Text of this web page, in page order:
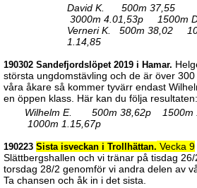
David K. 500m 37,55
3000m 4.01,53p 1500m
Verneri K. 500m 38,02
1.14,85
190302 Sandefjordslöpet 2019 i Hamar.
största ungdomstävling och de är över
våra åkare så kommer tyvärr endast
en öppen klass. Här kan du följa resultaten:
Wilhelm E. 500m 38,62p
1000m 1.15,67p
190223 Sista isveckan i Trollhättan. Vecka 9
Slättbergshallen och vi tränar på tisdag
torsdag 28/2 genomför vi andra delen av
Ta chansen och åk in i det sista.